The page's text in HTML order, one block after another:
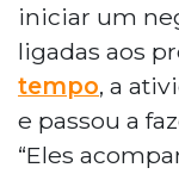
iniciar um
ligadas aos
tempo, a
e passou a
“Eles